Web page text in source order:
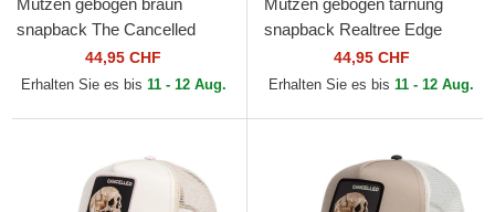
Mützen gebogen braun
snapback The Cancelled
Skull Grit The Farm Goorin
Bros.
44,95 CHF
Erhalten Sie es bis 11 - 12 Aug.
Mützen gebogen tarnung
snapback Realtree Edge
Cancelled Skull The Farm
Goorin Bros.
44,95 CHF
Erhalten Sie es bis 11 - 12 Aug.